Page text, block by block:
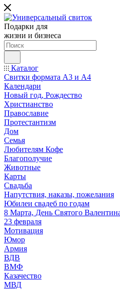
Подарки для
жизни и бизнеса
Каталог
Свитки формата А3 и А4
Календари
Новый год, Рождество
Христианство
Православие
Протестантизм
Дом
Семья
Любителям Кофе
Благополучие
Животные
Карты
Свадьба
Напутствия, наказы, пожелания
Юбилеи свадеб по годам
8 Марта, День Святого
23 февраля
Мотивация
Юмор
Армия
ВДВ
ВМФ
Казачество
МВД